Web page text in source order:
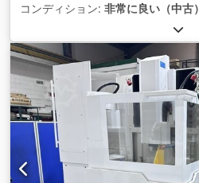
コンディション: 非常に良い（中古）